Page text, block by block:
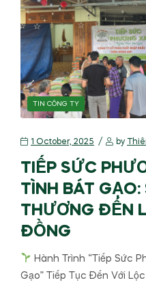
TIN CÔNG TY
1 October, 2025 by
TIẾP SỨC
TÌNH BÁT GẠO:
THƯƠNG ĐẾN
ĐỒNG
Hành Trình “Tiếp Sức
Gạo” Tiếp Tục Đến Với